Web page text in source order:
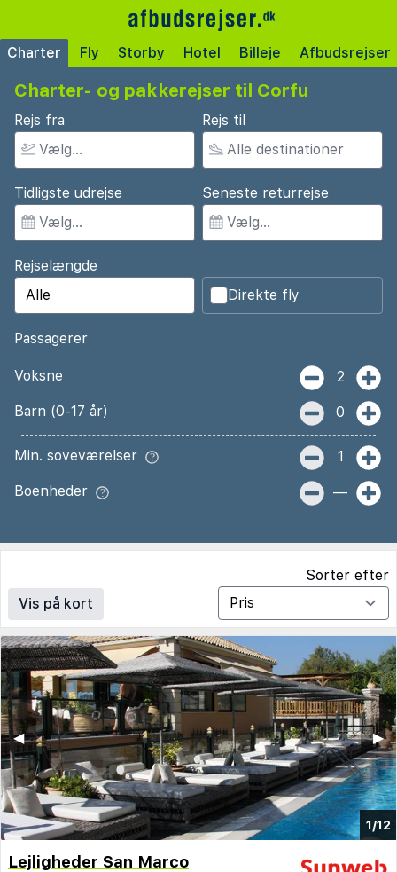
Charter Fly Storby Hotel Billeje Afbudsrejser
Charter- og pakkerejser til Corfu
Rejs fra Rejs til
Tidligste udrejse Seneste returrejse
Rejselængde
Direkte fly
Passagerer
Voksne 2
Barn (0-17 år) 0
Min. soveværelser 1
Boenheder —
Vis på kort
Sorter efter
1/12
▶︎
◀︎
Lejligheder San Marco